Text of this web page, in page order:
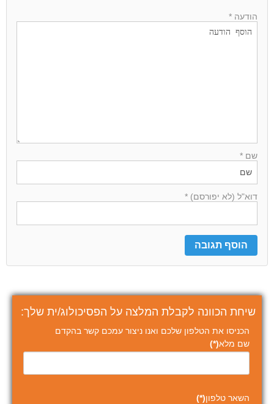
הודעה *
שם *
דוא"ל (לא יפורסם) *
שיחת הכוונה לקבלת המלצה על הפסיכולוג/ית שלך:
הכניסו את הטלפון שלכם ואנו ניצור עמכם קשר בהקדם
שם מלא(*)
השאר טלפון(*)